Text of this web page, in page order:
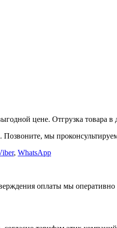
цене. Отгрузка товара в
мы проконсультируем
, WhatsApp
оплаты мы оперативно